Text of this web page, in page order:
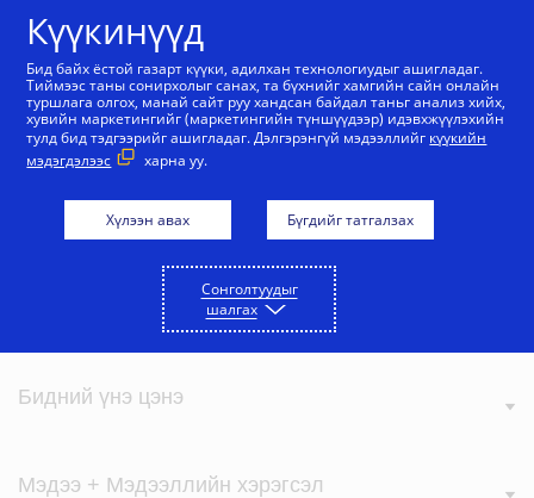
Бүх урамшууллууд
Sorry, this service is currently unavailable at this
Визагийн тухай
Бидний үнэ цэнэ
Мэдээ + Мэдээллийн хэрэгсэл
Күүкинүүд
Бид байх ёстой газарт күүки, адилхан технологиудыг ашигладаг.
Тиймээс таны сонирхолыг санах, та бүхнийг хамгийн сайн онлайн
туршлага олгох, манай сайт руу хандсан байдал таньг анализ хийх,
хувийн маркетингийг (маркетингийн түншүүдээр) идэвхжүүлэхийн
тулд бид тэдгээрийг ашигладаг. Дэлгэрэнгүй мэдээллийг күүкийн
мэдэгдэлээс
харна уу.
Хүлээн авах Бүгдийг татгалзах
Сонголтуудыг
шалгах